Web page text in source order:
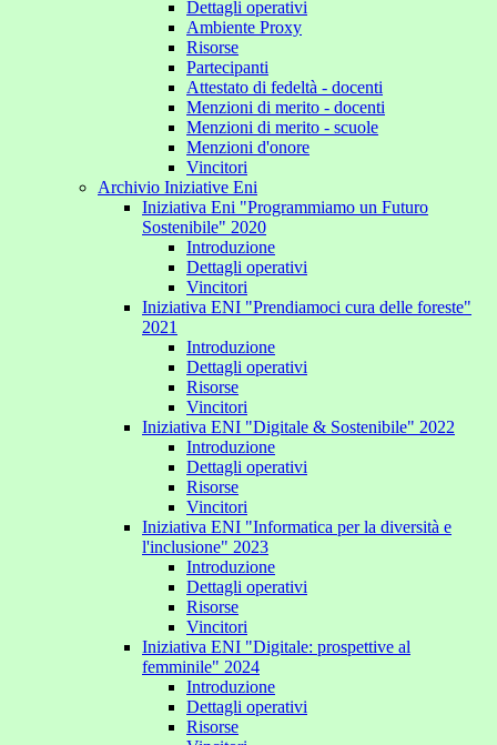
Dettagli operativi
Ambiente Proxy
Risorse
Partecipanti
Attestato di fedeltà - docenti
Menzioni di merito - docenti
Menzioni di merito - scuole
Menzioni d'onore
Vincitori
Archivio Iniziative Eni
Iniziativa Eni "Programmiamo un Futuro
Sostenibile" 2020
Introduzione
Dettagli operativi
Vincitori
Iniziativa ENI "Prendiamoci cura delle foreste"
2021
Introduzione
Dettagli operativi
Risorse
Vincitori
Iniziativa ENI "Digitale & Sostenibile" 2022
Introduzione
Dettagli operativi
Risorse
Vincitori
Iniziativa ENI "Informatica per la diversità e
l'inclusione" 2023
Introduzione
Dettagli operativi
Risorse
Vincitori
Iniziativa ENI "Digitale: prospettive al
femminile" 2024
Introduzione
Dettagli operativi
Risorse